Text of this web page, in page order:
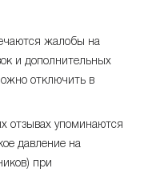
жалобы на
и дополнительных
отключить в
отзывах упоминаются
давление на
при